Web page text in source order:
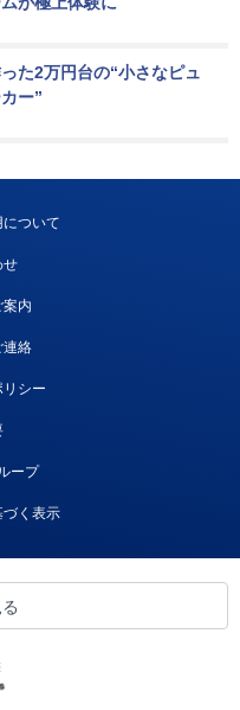
た2万円台の“小さなピュ
ー”
ついて
せ
案内
連絡
シー
ープ
く表示